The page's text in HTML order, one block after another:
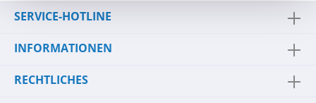
SERVICE-HOTLINE
INFORMATIONEN
RECHTLICHES